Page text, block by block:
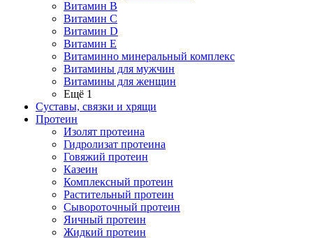
Витамин B
Витамин C
Витамин D
Витамин E
Витаминно минеральный комплекс
Витамины для мужчин
Витамины для женщин
Ещё 1
Суставы, связки и хрящи
Протеин
Изолят протеина
Гидролизат протеина
Говяжий протеин
Казеин
Комплексный протеин
Растительный протеин
Сывороточный протеин
Яичный протеин
Жидкий протеин